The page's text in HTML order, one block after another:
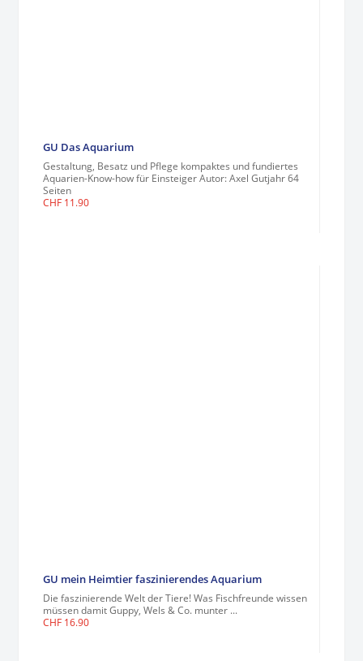
GU Das Aquarium
Gestaltung, Besatz und Pflege kompaktes und fundiertes
Aquarien-Know-how für Einsteiger Autor: Axel Gutjahr 64
Seiten
CHF 11.90
GU mein Heimtier faszinierendes Aquarium
Die faszinierende Welt der Tiere! Was Fischfreunde wissen
müssen damit Guppy, Wels & Co. munter ...
CHF 16.90